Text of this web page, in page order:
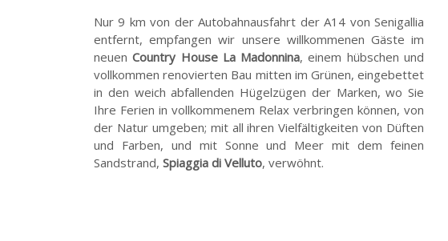
Nur 9 km von der Autobahnausfahrt der A14 von Senigallia
entfernt, empfangen wir unsere willkommenen Gäste im
neuenCountry House La Madonnina, einem hübschen und
vollkommen renovierten Bau mitten im Grünen, eingebettet
in den weich abfallenden Hügelzügen der Marken, wo Sie
Ihre Ferien in vollkommenem Relax verbringen können, von
der Natur umgeben; mit all ihren Vielfältigkeiten von Düften
und Farben, und mit Sonne und Meer mit dem feinen
Sandstrand, Spiaggia di Velluto, verwöhnt.